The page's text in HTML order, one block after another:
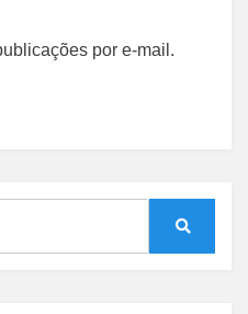
por e-mail.